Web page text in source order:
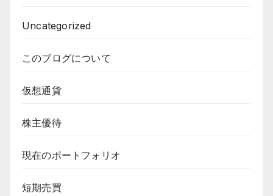
Uncategorized
このブログについて
仮想通貨
株主優待
現在のポートフォリオ
短期売買